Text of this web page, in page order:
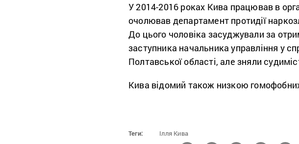
У 2014-2016 роках Кива працював в
очолював департамент протидії
До цього чоловіка засуджували за
заступника начальника управління у
Полтавської області, але зняли
Кива відомий також низкою
Теги:
Ілля Кива